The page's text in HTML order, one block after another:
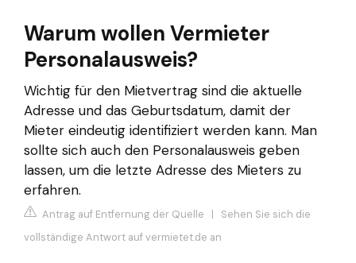
Warum wollen Vermieter
Personalausweis?
Wichtig für den Mietvertrag sind die aktuelle
Adresse und das Geburtsdatum, damit der
Mieter eindeutig identifiziert werden kann. Man
sollte sich auch den Personalausweis geben
lassen, um die letzte Adresse des Mieters zu
erfahren.
Antrag auf Entfernung der Quelle | Sehen Sie sich die
vollständige Antwort auf vermietet.de an